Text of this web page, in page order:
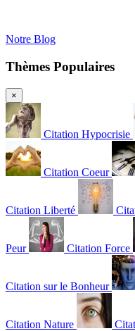
Notre Blog
Thèmes Populaires
×
Citation Hypocrisie
Citation Coeur
Citation Liberté
Peur Citation Force
Citation sur le Bonheur
Citation Nature